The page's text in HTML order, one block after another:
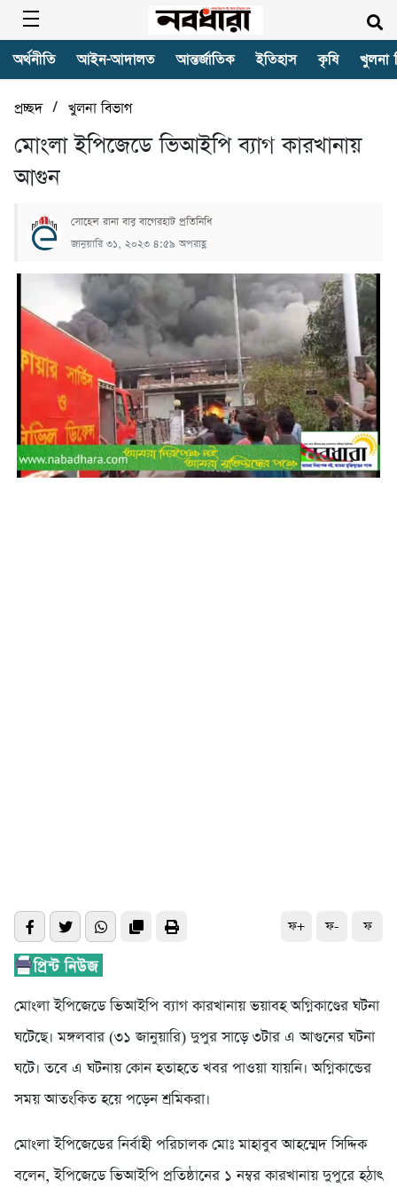
অর্থনীতি আইন-আদালত আন্তর্জাতিক ইতিহাস কৃষি খুলনা
প্রচ্ছদ/ খুলনা বিভাগ
মোংলা ইপিজেডে ভিআইপি ব্যাগ কারখানায়
আগুন
সোহেল রানা বাবু বাগেরহাট প্রতিনিধি
জানুয়ারি ৩১, ২০২৩ ৪:৫৯ অপরাহ্ণ
ফ+ ফ- ফ
মোংলা ইপিজেডে ভিআইপি ব্যাগ কারখানায় ভয়াবহ অগ্নিকাণ্ডের ঘটনা
ঘটেছে। মঙ্গলবার (৩১ জানুয়ারি) দুপুর সাড়ে ৩টার এ আগুনের ঘটনা
ঘটে। তবে এ ঘটনায় কোন হতাহতে খবর পাওয়া যায়নি। অগ্নিকান্ডের
সময় আতংকিত হয়ে পড়েন শ্রমিকরা।
মোংলা ইপিজেডের নির্বাহী পরিচালক মোঃ মাহাবুব আহম্মেদ সিদ্দিক
বলেন, ইপিজেডে ভিআইপি প্রতিষ্ঠানের ১ নম্বর কারখানায় দুপুরে হঠাৎ